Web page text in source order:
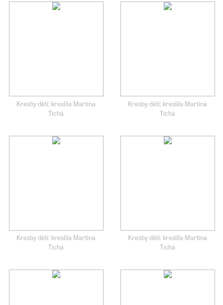
Kresby dětí: kreslila Martina
Tichá
Kresby dětí: kreslila Martina
Tichá
Kresby dětí: kreslila Martina
Tichá
Kresby dětí: kreslila Martina
Tichá